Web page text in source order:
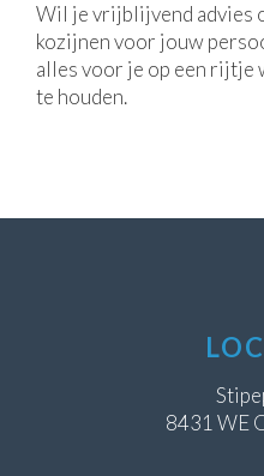
Wil je vrijblijvend advies
kozijnen voor jouw
alles voor je op een rijtje
te houden.
8431 WE